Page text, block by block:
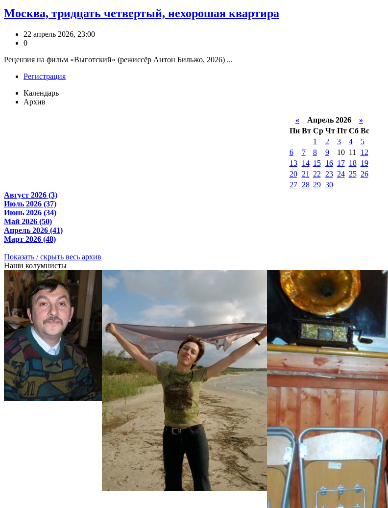
Москва, тридцать четвертый, нехорошая квартира
22 апрель 2026, 23:00
0
​Рецензия на фильм «Выготский» (режиссёр Антон Бильжо, 2026) ...
Регистрация
Календарь
Архив
« Апрель 2026 »
Пн Вт Ср Чт Пт Сб Вс
1
2 3 4
5
6
7 8 9 10 11
12
13
14 15 16 17 18 19
20
21 22 23 24 25 26
27
28 29 30
Август 2026 (3)
Июль 2026 (37)
Июнь 2026 (34)
Май 2026 (50)
Апрель 2026 (41)
Март 2026 (48)
Показать / скрыть весь архив
Наши колумнисты